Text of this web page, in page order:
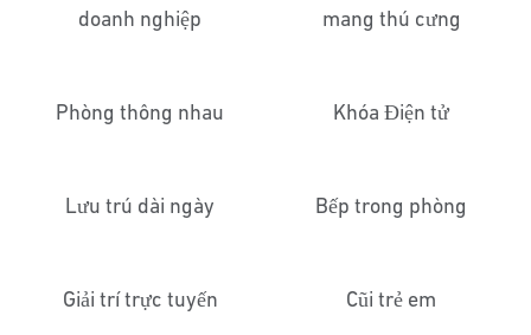
doanh nghiệp
mang thú cưng
Phòng thông nhau Khóa Điện tử
Lưu trú dài ngày Bếp trong phòng
Giải trí trực tuyến Cũi trẻ em